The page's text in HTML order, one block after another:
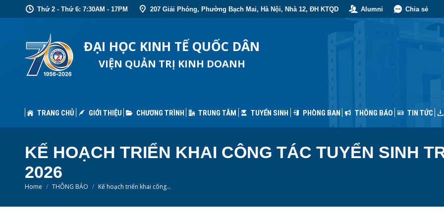
Thứ 2 - Thứ 6: 7:30AM - 17PM 207 Giải Phóng, Phường Bạch Mai, Hà Nội, Nhà 12, ĐH KTQD Alumni Chia sẻ
ĐẠI HỌC KINH TẾ QUỐC DÂN
VIỆN QUẢN TRỊ KINH DOANH
TRANG CHỦ GIỚI THIỆU CHƯƠNG TRÌNH TRUNG TÂM TUYỂN SINH PHÒNG BAN THÔNG BÁO TIN TỨC
KẾ HOẠCH TRIỂN KHAI CÔNG TÁC TUYỂN SINH
2026
You are here:
Home THÔNG BÁO Kế hoạch triển khai công…
CHƯƠNG TRÌNH TRUNG TÂM TUYỂN SINH PHÒNG BAN THÔNG BÁO